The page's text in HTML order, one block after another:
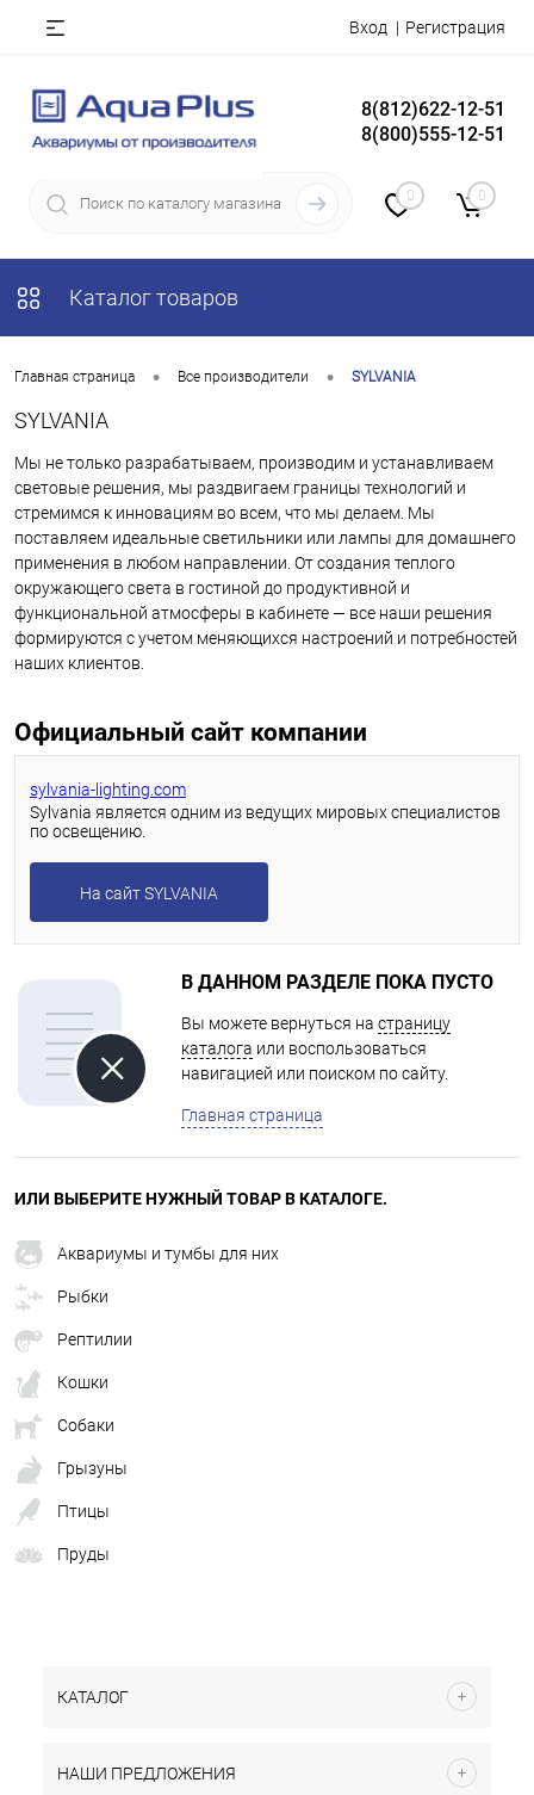
Вход Регистрация
8(812)622-12-51
8(800)555-12-51
0 0
Каталог товаров
Главная страница • Все производители • SYLVANIA
SYLVANIA
Мы не только разрабатываем, производим и устанавливаем
световые решения, мы раздвигаем границы технологий и
стремимся к инновациям во всем, что мы делаем. Мы
поставляем идеальные светильники или лампы для домашнего
применения в любом направлении. От создания теплого
окружающего света в гостиной до продуктивной и
функциональной атмосферы в кабинете — все наши решения
формируются с учетом меняющихся настроений и потребностей
наших клиентов.
Официальный сайт компании
sylvania-lighting.com
Sylvania является одним из ведущих мировых специалистов
по освещению.
На сайт SYLVANIA
В ДАННОМ РАЗДЕЛЕ ПОКА ПУСТО
Вы можете вернуться на страницу
каталога или воспользоваться
навигацией или поиском по сайту.
Главная страница
ИЛИ ВЫБЕРИТЕ НУЖНЫЙ ТОВАР В КАТАЛОГЕ.
Аквариумы и тумбы для них
Рыбки
Рептилии
Кошки
Собаки
Грызуны
Птицы
Пруды
КАТАЛОГ
НАШИ ПРЕДЛОЖЕНИЯ